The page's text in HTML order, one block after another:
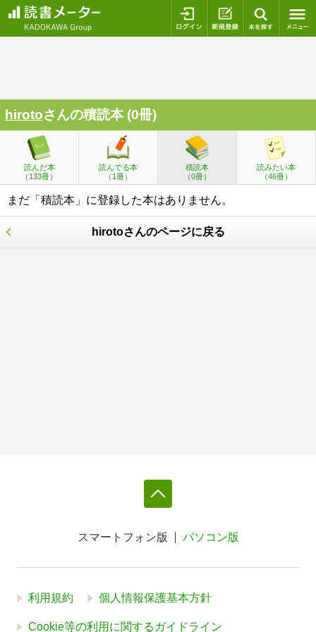
ログイン 新規登録
hirotoさんの積読本 (0冊)
読んだ本
（133冊）
読んでる本
（1冊）
積読本
（0冊）
読みたい本
（46冊）
まだ「積読本」に登録した本はありません。
hirotoさんのページに戻る
スマートフォン版 パソコン版
利用規約 個人情報保護基本方針
Cookie等の利用に関するガイドライン